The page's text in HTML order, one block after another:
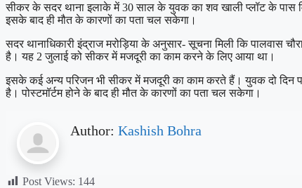
सीकर के सदर थाना इलाके में 30 साल के युवक का शव खाली प्लॉट के पास
इसके बाद ही मौत के कारणों का पता चल सकेगा।
सदर थानाधिकारी इंद्राज मरोड़िया के अनुसार- सूचना मिली कि पालवास
है। यह 2 जुलाई को सीकर में मजदूरी का काम करने के लिए आया था।
इसके कई अन्य परिजन भी सीकर में मजदूरी का काम करते हैं। युवक दो दिन
है। पोस्टमॉर्टम होने के बाद ही मौत के कारणों का पता चल सकेगा।
Author: Kashish Bohra
Post Views: 144